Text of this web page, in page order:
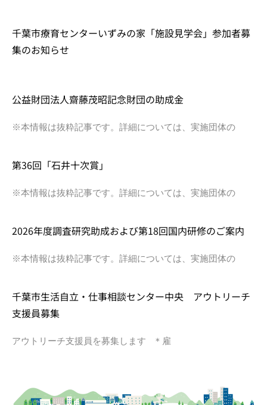
千葉市療育センターいずみの家「施設見学会」参加者募
集のお知らせ
公益財団法人齋藤茂昭記念財団の助成金
※本情報は抜粋記事です。詳細については、実施団体の
第36回「石井十次賞」
※本情報は抜粋記事です。詳細については、実施団体の
2026年度調査研究助成および第18回国内研修のご案内
※本情報は抜粋記事です。詳細については、実施団体の
千葉市生活自立・仕事相談センター中央 アウトリーチ
支援員募集
アウトリーチ支援員を募集します ＊雇